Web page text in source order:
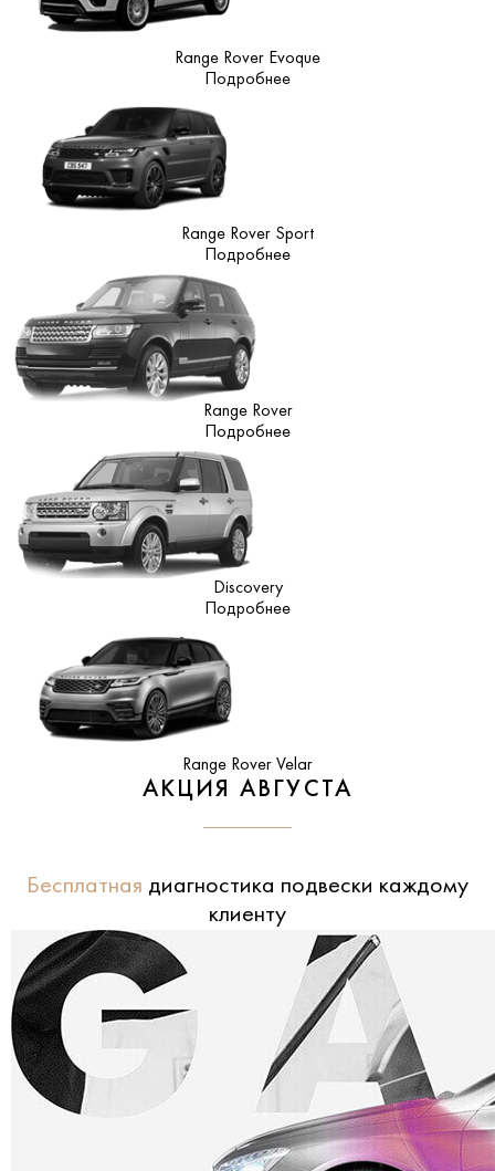
Range Rover Evoque
Подробнее
Range Rover Sport
Подробнее
Range Rover
Подробнее
Discovery
Подробнее
Range Rover Velar
АКЦИЯ АВГУСТА
Бесплатная диагностика подвески каждому
клиенту